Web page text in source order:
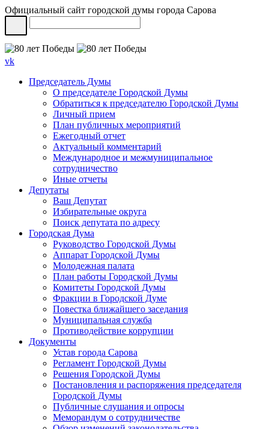
Официальный сайт городской думы города Сарова
vk
Председатель Думы
О председателе Городской Думы
Обратиться к председателю Городской Думы
Личный прием
План публичных мероприятий
Ежегодный отчет
Актуальный комментарий
Международное и межмуниципальное
сотрудничество
Иные отчеты
Депутаты
Ваш Депутат
Избирательные округа
Поиск депутата по адресу
Городская Дума
Руководство Городской Думы
Аппарат Городской Думы
Молодежная палата
План работы Городской Думы
Комитеты Городской Думы
Фракции в Городской Думе
Повестка ближайшего заседания
Муниципальная служба
Противодействие коррупции
Документы
Устав города Сарова
Регламент Городской Думы
Решения Городской Думы
Постановления и распоряжения председателя
Городской Думы
Публичные слушания и опросы
Меморандум о сотрудничестве